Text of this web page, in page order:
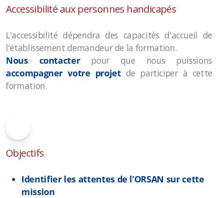
Accessibilité aux personnes handicapés
L'accessibilité dépendra des capacités d'accueil de
l'établissement demandeur de la formation.
Nous contacterpour que nous puissions
accompagner votre projetde participer à cette
formation.
Objectifs
Identifier les attentes de l’ORSAN sur cette
mission